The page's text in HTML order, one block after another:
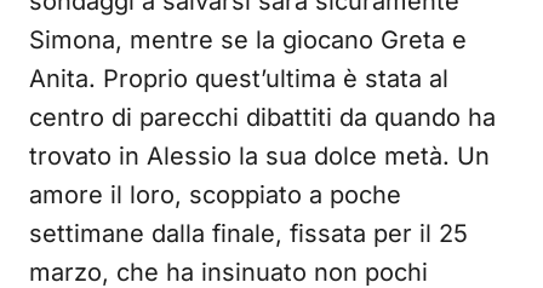
Simona, mentre se la giocano Greta e
Anita. Proprio quest’ultima è stata al
centro di parecchi dibattiti da quando ha
trovato in Alessio la sua dolce metà. Un
amore il loro, scoppiato a poche
settimane dalla finale, fissata per il 25
marzo, che ha insinuato non pochi